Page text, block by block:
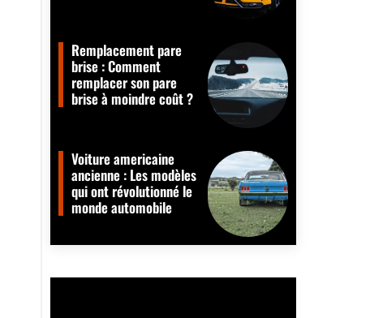
Remplacement pare
brise : Comment
remplacer son pare
brise à moindre coût ?
Voiture americaine
ancienne : Les modèles
qui ont révolutionné le
monde automobile